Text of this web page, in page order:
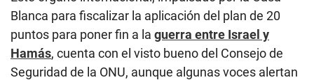
Blanca para fiscalizar la aplicación del plan de 20
puntos para poner fin a la guerra entre Israel y
Hamás, cuenta con el visto bueno del Consejo de
Seguridad de la ONU, aunque algunas voces alertan